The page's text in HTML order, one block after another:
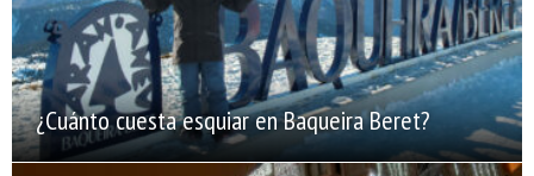
¿Cuánto cuesta esquiar en Baqueira Beret?